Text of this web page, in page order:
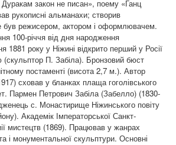
закон не писан», поему «Ганц
рукописні альманахи; створив
був режисером, актором і оформлювачем.
100-річчя від дня народження
1881 року у Ніжині відкрито перший у Росії
П. Забіла). Бронзовий бюст
постаменті (висота 2,7 м.). Автор
сховав у бланках плаща гоголівського
Пармен Петрович Забіла (Забелло) (1830-
с. Монастирище Ніжинського повіту
Академік Імператорської Санкт-
мистецтв (1869). Працював у жанрах
і монументальної скульптури. Основні